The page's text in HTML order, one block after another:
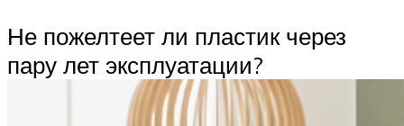
Не пожелтеет ли пластик через
пару лет эксплуатации?